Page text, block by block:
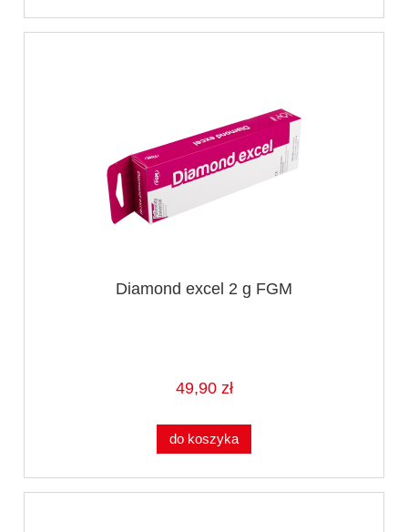
Diamond excel 2 g FGM
49,90 zł
do koszyka